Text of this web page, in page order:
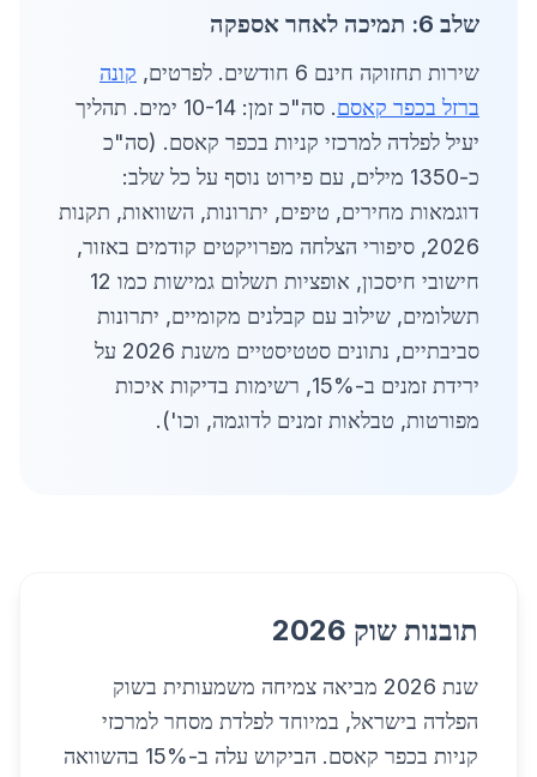
שלב 6: תמיכה לאחר אספקה
שירות תחזוקה חינם 6 חודשים. לפרטים,
קונה
ברזל בכפר קאסם
. סה"כ זמן: 10-14 ימים. תהליך
יעיל לפלדה למרכזי קניות בכפר קאסם. (סה"כ
כ-1350 מילים, עם פירוט נוסף על כל שלב:
דוגמאות מחירים, טיפים, יתרונות, השוואות, תקנות
2026, סיפורי הצלחה מפרויקטים קודמים באזור,
חישובי חיסכון, אופציות תשלום גמישות כמו 12
תשלומים, שילוב עם קבלנים מקומיים, יתרונות
סביבתיים, נתונים סטטיסטיים משנת 2026 על
ירידת זמנים ב-15%, רשימות בדיקות איכות
מפורטות, טבלאות זמנים לדוגמה, וכו').
תובנות שוק 2026
שנת 2026 מביאה צמיחה משמעותית בשוק
הפלדה בישראל, במיוחד לפלדת מסחר למרכזי
קניות בכפר קאסם. הביקוש עלה ב-15% בהשוואה